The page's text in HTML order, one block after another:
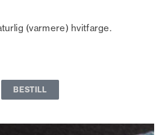
(varmere) hvitfarge.
BESTILL